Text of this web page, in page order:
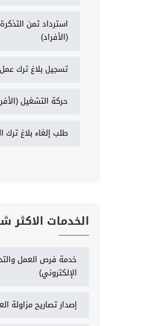
استرداد ثمن
(الأفراد)
تسجيل بلاغ ترك عمل
حركة التشغيل
طلب إلغاء بلاغ ترك
الخدمات الاكثر
خدمة فرص العمل
الإلكتروني)
إصدار تصاريح مزاولة